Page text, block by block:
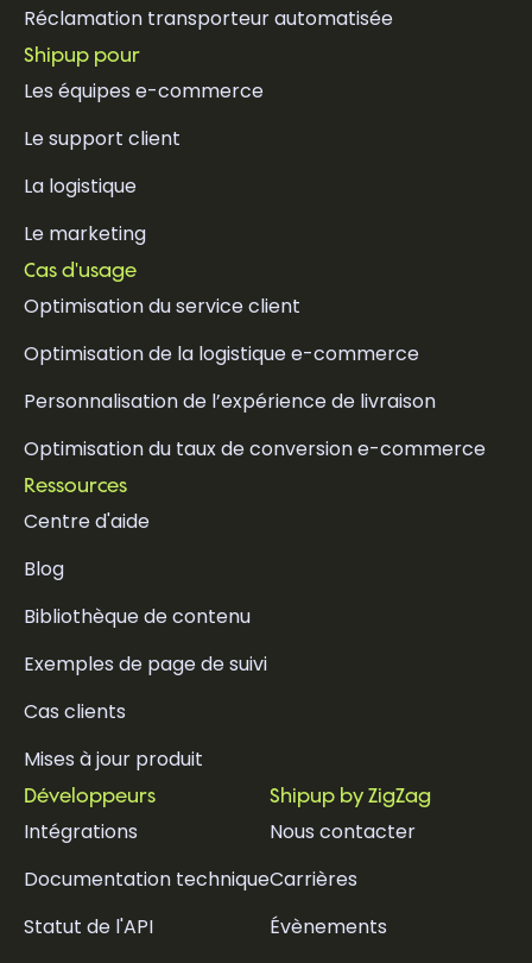
Réclamation transporteur automatisée
Shipup pour
Les équipes e-commerce
Le support client
La logistique
Le marketing
Cas d'usage
Optimisation du service client
Optimisation de la logistique e-commerce
Personnalisation de l’expérience de livraison
Optimisation du taux de conversion e-commerce
Ressources
Centre d'aide
Blog
Bibliothèque de contenu
Exemples de page de suivi
Cas clients
Mises à jour produit
Développeurs
Intégrations
Documentation technique
Statut de l'API
Shipup by ZigZag
Nous contacter
Carrières
Évènements